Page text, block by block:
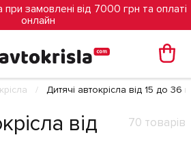
замовлені від 7000 грн та оплаті
онлайн
Дитячі автокрісла від 15 до 36
від
70 товарів